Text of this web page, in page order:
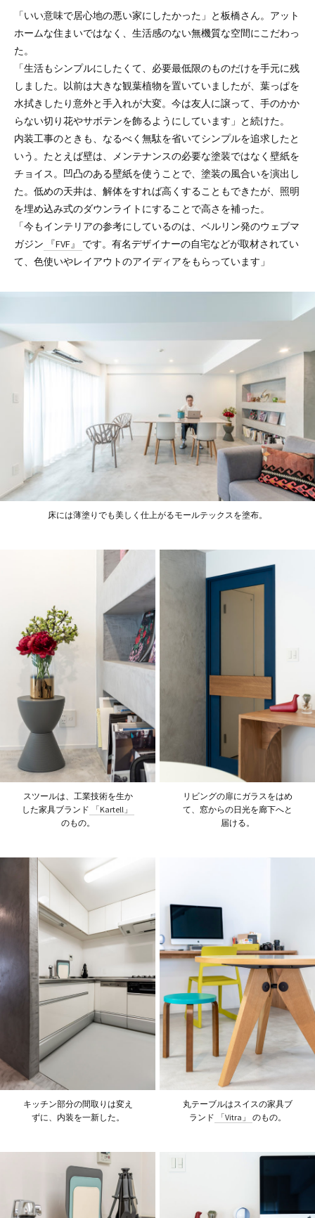
「いい意味で居心地の悪い家にしたかった」と板橋さん。アット
ホームな住まいではなく、生活感のない無機質な空間にこだわっ
た。
「生活もシンプルにしたくて、必要最低限のものだけを手元に残
しました。以前は大きな観葉植物を置いていましたが、葉っぱを
水拭きしたり意外と手入れが大変。今は友人に譲って、手のかか
らない切り花やサボテンを飾るようにしています」と続けた。
内装工事のときも、なるべく無駄を省いてシンプルを追求したと
いう。たとえば壁は、メンテナンスの必要な塗装ではなく壁紙を
チョイス。凹凸のある壁紙を使うことで、塗装の風合いを演出し
た。低めの天井は、解体をすれば高くすることもできたが、照明
を埋め込み式のダウンライトにすることで高さを補った。
「今もインテリアの参考にしているのは、ベルリン発のウェブマ
ガジン
『FVF』
です。有名デザイナーの自宅などが取材されてい
て、色使いやレイアウトのアイディアをもらっています」
床には薄塗りでも美しく仕上がるモールテックスを塗布。
スツールは、工業技術を生か
した家具ブランド
「Kartell」
のもの。
リビングの扉にガラスをはめ
て、窓からの日光を廊下へと
届ける。
キッチン部分の間取りは変え
ずに、内装を一新した。
丸テーブルはスイスの家具ブ
ランド
「Vitra」 のもの。